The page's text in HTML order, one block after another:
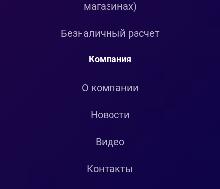
магазинах)
Безналичный расчет
Компания
О компании
Новости
Видео
Контакты